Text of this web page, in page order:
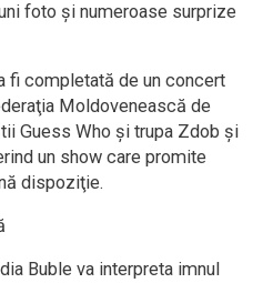
foto şi numeroase surprize
fi completată de un concert
Moldovenească de
Guess Who şi trupa Zdob şi
un show care promite
dispoziţie.
Buble va interpreta imnul